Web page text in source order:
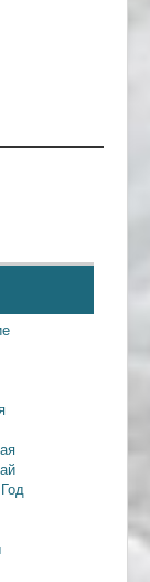
Год